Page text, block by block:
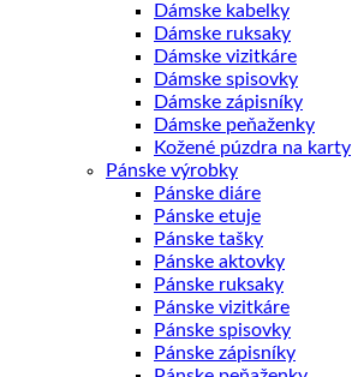
Dámske kabelky
Dámske ruksaky
Dámske vizitkáre
Dámske spisovky
Dámske zápisníky
Dámske peňaženky
Kožené púzdra na karty
Pánske výrobky
Pánske diáre
Pánske etuje
Pánske tašky
Pánske aktovky
Pánske ruksaky
Pánske vizitkáre
Pánske spisovky
Pánske zápisníky